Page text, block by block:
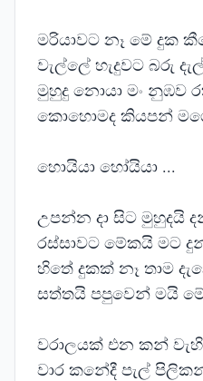
මරියාවට නෑ මේ දුක
වැල්ලේ හැදුවට බරු
මුහුදු නොයා මං නුඹව
කොහොමද කියපන්
හොයියා හෝයියා ...
උපන්න දා සිට මුහුදයි
රස්සාවට මේකයි මට
හිතේ දුකක් නෑ තාම
සත්තයි පපුවෙන් මයි
වරාලයක් එන කන්
වාර කනේදී පැල්